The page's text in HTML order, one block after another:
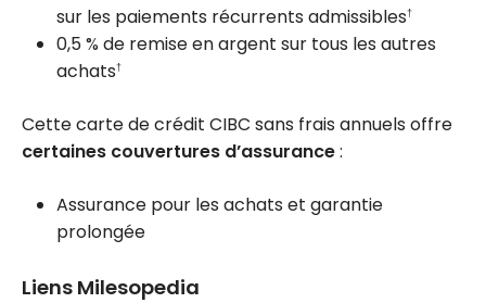
sur les paiements récurrents admissibles†
0,5 % de remise en argent sur tous les autres
achats†
Cette carte de crédit CIBC sans frais annuels offre
certaines couvertures d’assurance:
Assurance pour les achats et garantie
prolongée
Liens Milesopedia